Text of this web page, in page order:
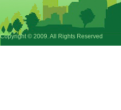
Copyright © 2009. All Rights Reserved